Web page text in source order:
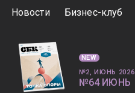
Новости Бизнес-клуб
NEW
№2, ИЮНЬ 2026
№64 ИЮНЬ